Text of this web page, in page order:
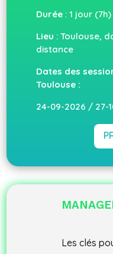
Durée : 1 jour (7h)
Lieu : Toulouse,
distance
Dates des
Toulouse :
24-09-2026 / 27-
Les clés